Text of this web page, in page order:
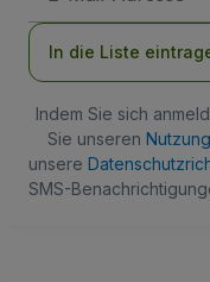
In die Liste
Indem Sie sich
Sie unseren
unsere
SMS-